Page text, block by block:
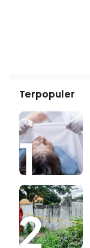
Terpopuler